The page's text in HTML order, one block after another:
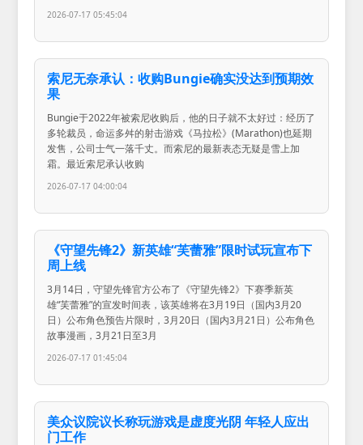
2026-07-17 05:45:04
索尼无奈承认：收购Bungie确实没达到预期效
果
Bungie于2022年被索尼收购后，他的日子就不太好过：经历了
多轮裁员，命运多舛的射击游戏《马拉松》(Marathon)也延期
发售，公司士气一落千丈。而索尼的最新表态无疑是雪上加
霜。最近索尼承认收购
2026-07-17 04:00:04
《守望先锋2》新英雄“芙蕾雅”限时试玩宣布下
周上线
3月14日，守望先锋官方公布了《守望先锋2》下赛季新英
雄“芙蕾雅”的宣发时间表，该英雄将在3月19日（国内3月20
日）公布角色预告片限时，3月20日（国内3月21日）公布角色
故事漫画，3月21日至3月
2026-07-17 01:45:04
美众议院议长称玩游戏是虚度光阴 年轻人应出
门工作